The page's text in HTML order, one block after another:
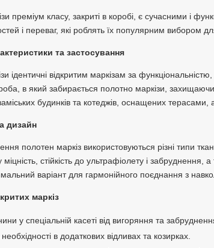
преміум класу, закриті в коробі, є сучасними і
і переваг, які роблять їх популярним вибором
та застосування
ідентичні відкритим маркізам за
в який забирається полотно маркізи,
будинків та котеджів, оснащених терасами,
дизайн
полотен маркіз використовуються різні типи
стійкість до ультрафіолету і
варіант для гармонійного поєднання з
маркіз
у спеціальній касеті від вигоряння та
необхідності в додаткових відливах та козирках.